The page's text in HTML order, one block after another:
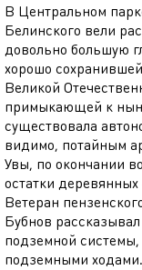
В Центральном
Белинского вели
довольно большую
хорошо
Великой
примыкающей к
существовала
видимо, потайным
Увы, по окончании
остатки
Ветеран
Бубнов
подземной
подземными ходами.